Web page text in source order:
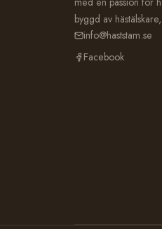
byggd av
info@haststam.se
Facebook